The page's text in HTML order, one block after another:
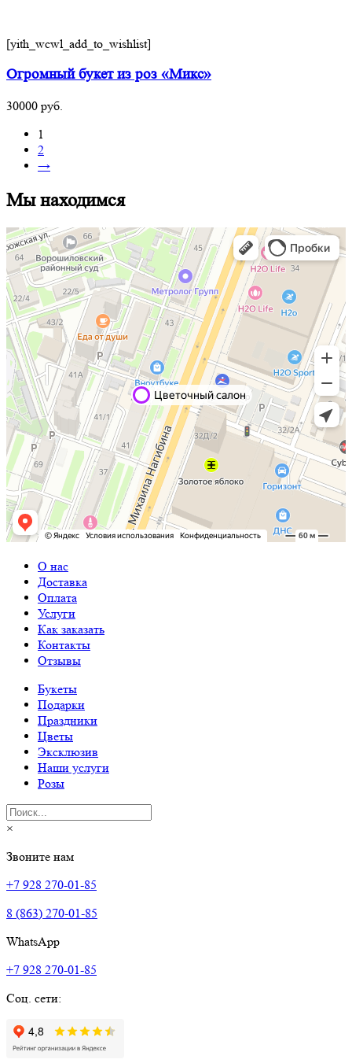
[yith_wcwl_add_to_wishlist]
Огромный букет из роз «Микс»
30000 руб.
1
2
→
Мы находимся
О нас
Доставка
Оплата
Услуги
Как заказать
Контакты
Отзывы
Букеты
Подарки
Праздники
Цветы
Эксклюзив
Наши услуги
Розы
×
Звоните нам
+7 928 270-01-85
8 (863) 270-01-85
WhatsApp
+7 928 270-01-85
Соц. сети: